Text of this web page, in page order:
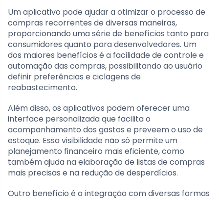
Um aplicativo pode ajudar a otimizar o processo de
compras recorrentes de diversas maneiras,
proporcionando uma série de benefícios tanto para
consumidores quanto para desenvolvedores. Um
dos maiores benefícios é a facilidade de controle e
automação das compras, possibilitando ao usuário
definir preferências e ciclagens de
reabastecimento.
Além disso, os aplicativos podem oferecer uma
interface personalizada que facilita o
acompanhamento dos gastos e preveem o uso de
estoque. Essa visibilidade não só permite um
planejamento financeiro mais eficiente, como
também ajuda na elaboração de listas de compras
mais precisas e na redução de desperdícios.
Outro benefício é a integração com diversas formas